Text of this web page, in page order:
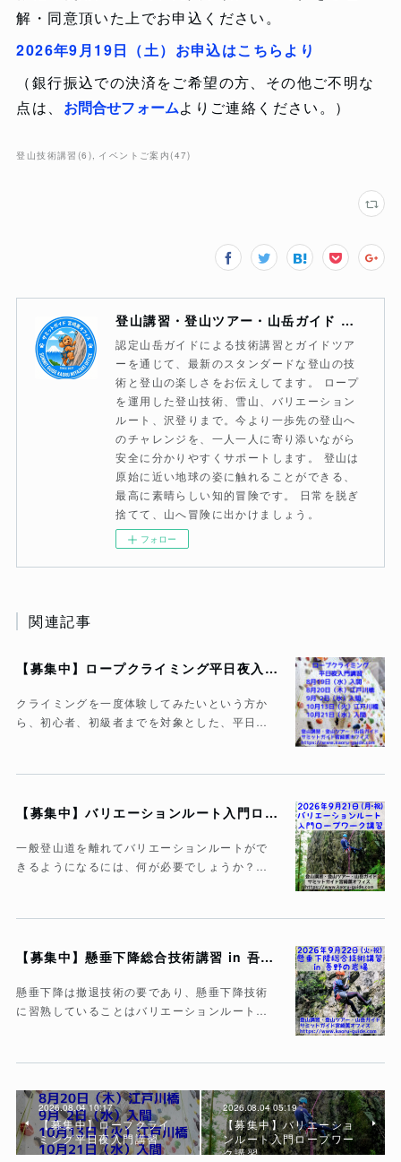
解・同意頂いた上でお申込ください。
2026年9月19日（土）お申込はこちらより
（銀行振込での決済をご希望の方、その他ご不明な
点は、 お問合せフォームよりご連絡ください。）
登山技術講習 (6 ) イベントご案内(47)
登山講習・登山ツアー・山岳ガイド サミットガイド宮崎薫オフィス
認定山岳ガイドによる技術講習とガイドツア
ーを通じて、最新のスタンダードな登山の技
術と登山の楽しさをお伝えしてます。 ロープ
を運用した登山技術、雪山、バリエーション
ルート、沢登りまで。今より一歩先の登山へ
のチャレンジを、一人一人に寄り添いながら
安全に分かりやすくサポートします。 登山は
原始に近い地球の姿に触れることができる、
最高に素晴らしい知的冒険です。 日常を脱ぎ
捨てて、山へ冒険に出かけましょう。
フォロー
関連記事
【募集中】ロープクライミング平日夜入門講習
クライミングを一度体験してみたいという方か
ら、初心者、初級者までを対象とした、平日…
【募集中】バリエーションルート入門ロープワーク講習
一般登山道を離れてバリエーションルートがで
きるようになるには、何が必要でしょうか？…
【募集中】懸垂下降総合技術講習 in 吾野の岩場
懸垂下降は撤退技術の要であり、懸垂下降技術
に習熟していることはバリエーションルート…
2026.08.04 10:17
【募集中】ロープクライ
ミング平日夜入門講習
2026.08.04 05:19
【募集中】バリエーショ
ンルート入門ロープワー
ク講習